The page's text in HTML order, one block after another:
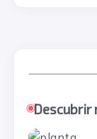
Descubrir